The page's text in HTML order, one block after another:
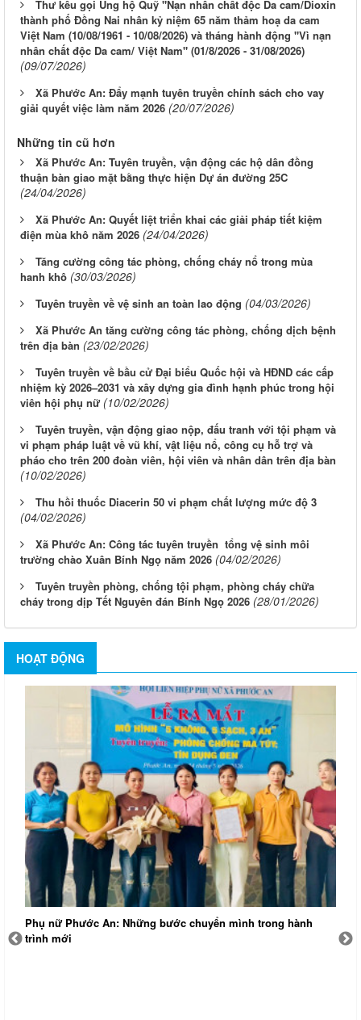
Thư kêu gọi Ủng hộ Quỹ "Nạn nhân chất độc Da cam/Dioxin
thành phố Đồng Nai nhân kỷ niệm 65 năm thảm hoạ da cam
Việt Nam (10/08/1961 - 10/08/2026) và tháng hành động "Vì nạn
nhân chất độc Da cam/ Việt Nam" (01/8/2026 - 31/08/2026)
(09/07/2026)
Xã Phước An: Đẩy mạnh tuyên truyền chính sách cho vay
giải quyết việc làm năm 2026 (20/07/2026)
Những tin cũ hơn
Xã Phước An: Tuyên truyền, vận động các hộ dân đồng
thuận bàn giao mặt bằng thực hiện Dự án đường 25C
(24/04/2026)
Xã Phước An: Quyết liệt triển khai các giải pháp tiết kiệm
điện mùa khô năm 2026 (24/04/2026)
Tăng cường công tác phòng, chống cháy nổ trong mùa
hanh khô (30/03/2026)
Tuyên truyền về vệ sinh an toàn lao động (04/03/2026)
Xã Phước An tăng cường công tác phòng, chống dịch bệnh
trên địa bàn (23/02/2026)
Tuyên truyền về bầu cử Đại biểu Quốc hội và HĐND các cấp
nhiệm kỳ 2026–2031 và xây dựng gia đình hạnh phúc trong hội
viên hội phụ nữ (10/02/2026)
Tuyên truyền, vận động giao nộp, đấu tranh với tội phạm và
vi phạm pháp luật về vũ khí, vật liệu nổ, công cụ hỗ trợ và
pháo cho trên 200 đoàn viên, hội viên và nhân dân trên địa bàn
(10/02/2026)
Thu hồi thuốc Diacerin 50 vi phạm chất lượng mức độ 3
(04/02/2026)
Xã Phước An: Công tác tuyên truyền tổng vệ sinh môi
trường chào Xuân Bính Ngọ năm 2026 (04/02/2026)
Tuyên truyền phòng, chống tội phạm, phòng cháy chữa
cháy trong dịp Tết Nguyên đán Bính Ngọ 2026 (28/01/2026)
HOẠT ĐỘNG
Phụ nữ Phước An: Những bước chuyển mình trong hành
trình mới